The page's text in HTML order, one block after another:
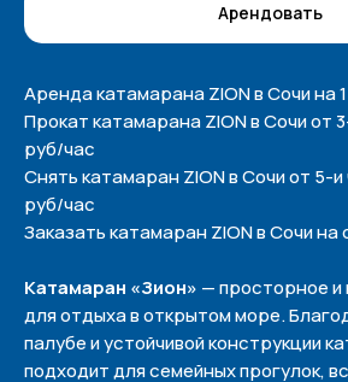
Арендовать
Аренда катамарана ZION в Сочи на
Прокат катамарана ZION в Сочи от
руб/час
Снять катамаран ZION в Сочи от 5-
руб/час
Заказать катамаран ZION в Сочи на
Катамаран «Зион» — просторное
для отдыха в открытом море.
палубе и устойчивой конструкции
подходит для семейных прогулок,